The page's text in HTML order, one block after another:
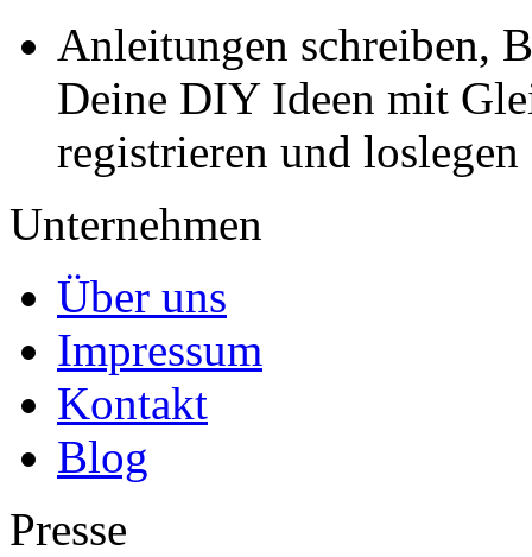
Anleitungen schreiben,
Deine DIY Ideen mit
registrieren und loslegen
Unternehmen
Über uns
Impressum
Kontakt
Blog
Presse